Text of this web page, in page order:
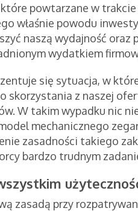
powtarzane w
właśnie powodu
naszą wydajność
wydatkiem
się sytuacja, w
skorzystania z naszej
W takim wypadku nic
mechanicznego
zasadności takiego
bardzo trudnym
zasadą przy